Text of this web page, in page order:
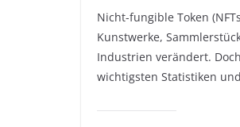
Nicht-fungible Token
Kunstwerke,
Industrien verändert.
wichtigsten Statistiken